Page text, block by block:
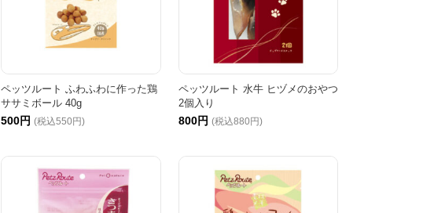
ペッツルート ふわふわに作った鶏
ササミボール 40g
500円 (税込550円)
ペッツルート 水牛 ヒヅメのおやつ
2個入り
800円 (税込880円)